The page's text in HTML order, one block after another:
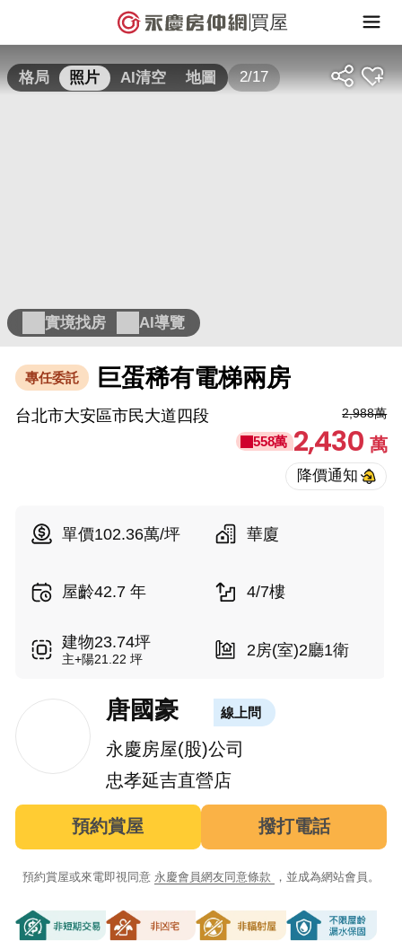
買屋
格局 照片 AI清空 地圖 2/17
實境找房 AI導覽
專任委託 巨蛋稀有電梯兩房
台北市大安區市民大道四段 2,988萬
558萬 2,430萬
單價102.36萬/坪 華廈
屋齡42.7 年 4/7樓
建物23.74坪
主+陽21.22 坪 2房(室)2廳1衛
唐國豪 線上問
永慶房屋(股)公司
忠孝延吉直營店
預約賞屋 撥打電話
預約賞屋或來電即視同意 永慶會員網友同意條款 ，並成為網站會員。